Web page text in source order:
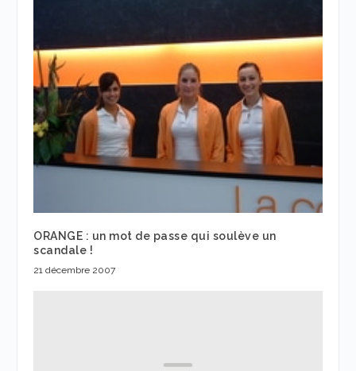
ORANGE : un mot de passe qui soulève un
scandale !
21 décembre 2007